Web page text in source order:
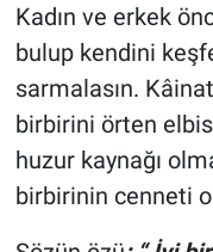
Kadın ve erkek
bulup kendini
sarmalasın.
birbirini örten
huzur kaynağı
birbirinin cenneti